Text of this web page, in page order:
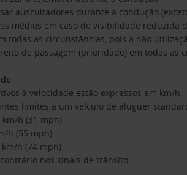
auscultadores durante a condução
médios em caso de visibilidade reduzida
todas as circunstâncias, pois a não
de passagem (prioridade) em todas as
à velocidade estão expressos em km/h.
limites a um veículo de aluguer
km/h (31 mph)
h (55 mph)
km/h (74 mph)
nos sinais de trânsito.